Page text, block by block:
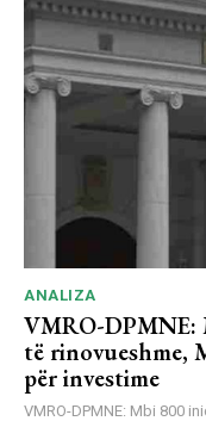
ANALIZA
VMRO-DPMNE:
të rinovueshme,
për investime
VMRO-DPMNE: Mbi 800